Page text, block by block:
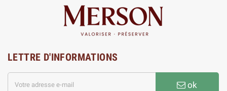
LETTRE D'INFORMATIONS
ok